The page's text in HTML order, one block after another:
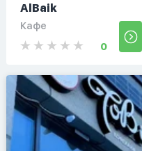
AlBaik
Кафе
0